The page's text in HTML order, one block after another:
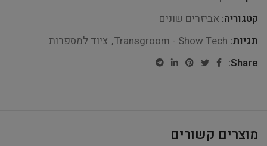
קטגוריה: אביזרים שונים
תגיות: Transgroom - Show Tech
, ציוד למספרות
Share:
מוצרים קשורים